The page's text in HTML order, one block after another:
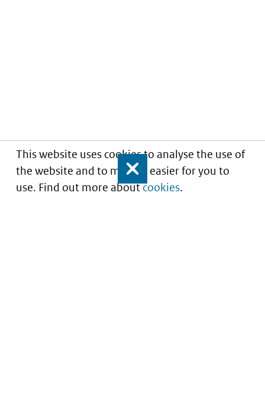
This website uses cookies to analyse the use of
the website and to make it easier for you to
use. Find out more aboutcookies.
Close